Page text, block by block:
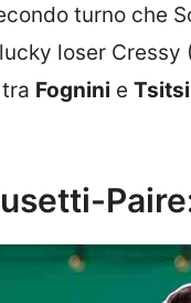
turno che
loser
Fognini e